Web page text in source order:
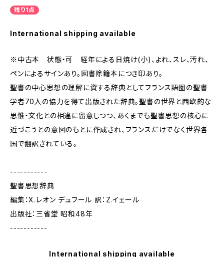
残り1点
International shipping available
※中古本 状態・可 経年による日焼け(小)、よれ、スレ、汚れ、
ペンによるサインあり。図書除籍本につき印あり。
聖書の中心思想の理解に資する辞典としてフランス語圏の聖書
学者70人の協力を得て出版された辞典。聖書の世界と西欧的な
思惟・文化との相違に留意しつつ、あくまでも聖書思想の核心に
近づこうとの意図のもとに作成され、フランスだけでなく世界各
国で翻訳されている。
-----------
聖書思想辞典
編集：X.レオン デュフール 訳：Z.イェール
出版社：三省堂 昭和48年
-----------
International shipping available